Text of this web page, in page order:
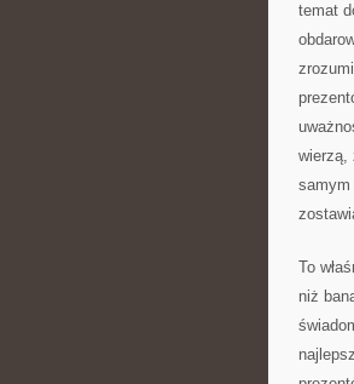
temat
wierzą,
samym
To
niż